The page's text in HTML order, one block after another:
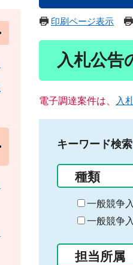
印刷ページ表示
入札公告
電子調達案件は、 入
キーワード検索
種類
一般競争
一般競争
担当所属